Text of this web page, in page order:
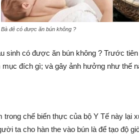
Bà đẻ có được ăn bún không ?
sinh có được ăn bún không ? Trước
mục đích gì; và gây ảnh hưởng như thế
trong chế biến thực của bộ Y Tế này lại
ta cho hàn the vào bún là để tạo độ